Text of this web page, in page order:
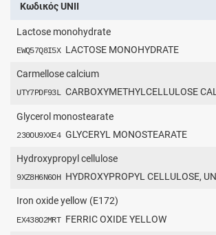
Κωδικός UNII
Lactose monohydrate
EWQ57Q8I5X LACTOSE MONOHYDRATE
Carmellose calcium
UTY7PDF93L CARBOXYMETHYLCELLULOSE
Glycerol monostearate
230OU9XXE4 GLYCERYL MONOSTEARATE
Hydroxypropyl cellulose
9XZ8H6N6OH HYDROXYPROPYL CELLULOSE,
Iron oxide yellow (E172)
EX438O2MRT FERRIC OXIDE YELLOW